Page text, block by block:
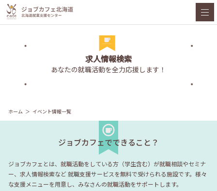
求人情報検索
あなたの就職活動を全力応援します！
ホーム イベント情報一覧
ジョブカフェでできること？
ジョブカフェとは、就職活動をしている方（学生含む）が就職相談やセミナ
ー、求人情報検索など就職支援サービスを無料で受けられる施設です。様々
な支援メニューを用意し、みなさんの就職活動をサポートします。